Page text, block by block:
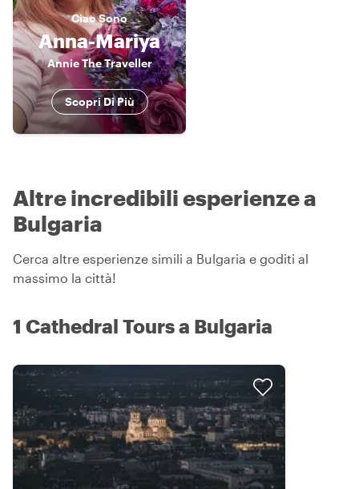
CiaoSono
Anna-Mariya
Annie The Traveller
Scopri Di Più
Altre incredibili esperienze a
Bulgaria
Cerca altre esperienze simili a Bulgaria e goditi al
massimo la città!
1 Cathedral Tours a Bulgaria